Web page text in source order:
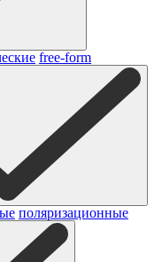
free-form
поляризационные